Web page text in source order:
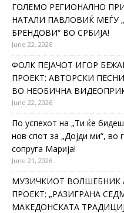
ГОЛЕМО РЕГИОНАЛНО
НАТАЛИ ПАВЛОВИЌ МЕЃУ
БРЕНДОВИ“ ВО СРБИЈА!
June 22, 2026
ФОЛК ПЕЈАЧОТ ИГОР
ПРОЕКТ: АВТОРСКИ
ВО НЕОБИЧНА
June 22, 2026
По успехот на „Ти ќе
нов спот за „Дојди ми“, во
сопруга Марија!
June 21, 2026
МУЗИЧКИОТ ВОЛШЕБНИК
ПРОЕКТ: „РАЗИГРАНА
МАКЕДОНСКАТА